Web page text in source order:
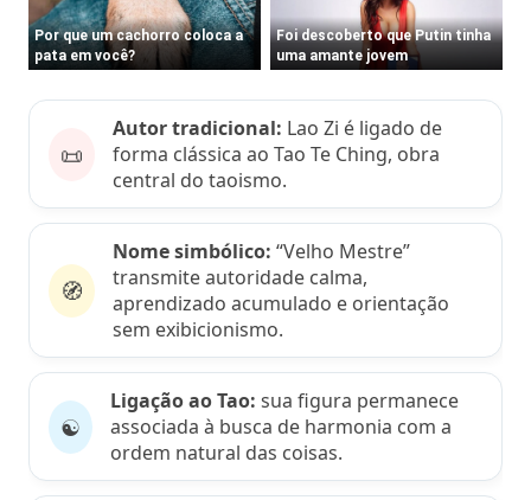
📜
Autor tradicional: Lao Zi é ligado de
forma clássica ao Tao Te Ching, obra
central do taoismo.
🧭
Nome simbólico: “Velho Mestre”
transmite autoridade calma,
aprendizado acumulado e orientação
sem exibicionismo.
☯️
Ligação ao Tao: sua figura permanece
associada à busca de harmonia com a
ordem natural das coisas.